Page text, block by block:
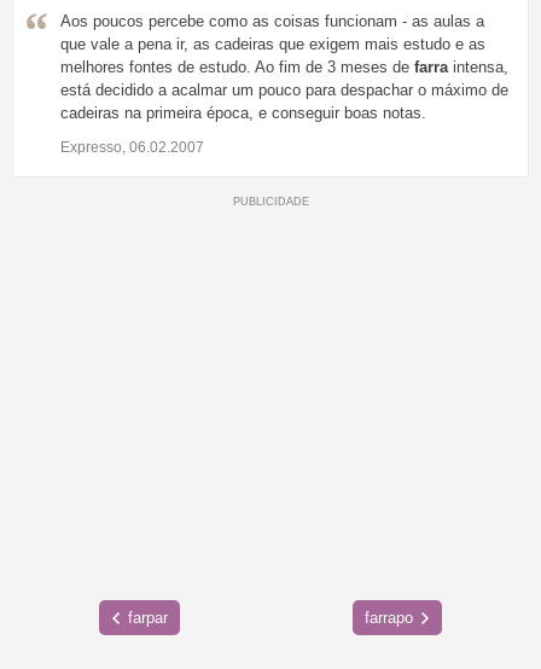
Aos poucos percebe como as coisas funcionam - as aulas a
que vale a pena ir, as cadeiras que exigem mais estudo e as
melhores fontes de estudo. Ao fim de 3 meses de farraintensa,
está decidido a acalmar um pouco para despachar o máximo de
cadeiras na primeira época, e conseguir boas notas.
Expresso, 06.02.2007
farpar farrapo